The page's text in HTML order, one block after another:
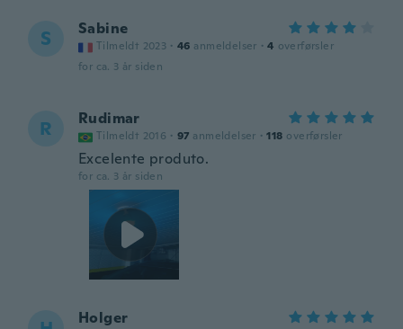
S Sabine
Tilmeldt 2023 · 46 anmeldelser · 4 overførsler
for ca. 3 år siden
R Rudimar
Tilmeldt 2016 · 97 anmeldelser · 118 overførsler
Excelente produto.
for ca. 3 år siden
Holger